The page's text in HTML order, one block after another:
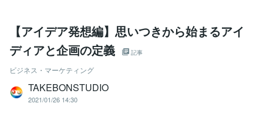
【アイデア発想編】思いつきから始まるアイ
ディアと企画の定義
記事
ビジネス・マーケティング
TAKEBONSTUDIO
2021/01/26 14:30